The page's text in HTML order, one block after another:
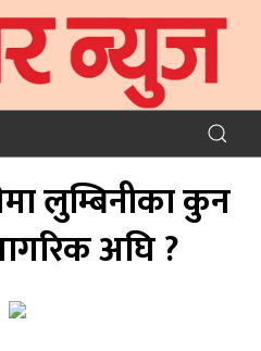
लुम्बिनीका कुन
अघि ?